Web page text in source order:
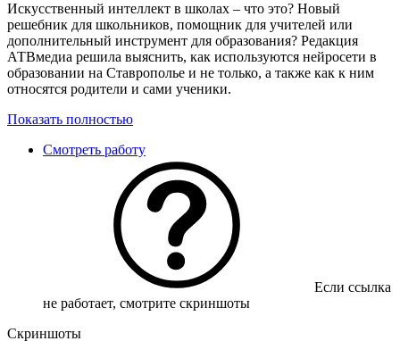
Искусственный интеллект в школах – что это? Новый
решебник для школьников, помощник для учителей или
дополнительный инструмент для образования? Редакция
АТВмедиа решила выяснить, как используются нейросети в
образовании на Ставрополье и не только, а также как к ним
относятся родители и сами ученики.
Показать полностью
Смотреть работу
Если ссылка
не работает, смотрите скриншоты
Скриншоты